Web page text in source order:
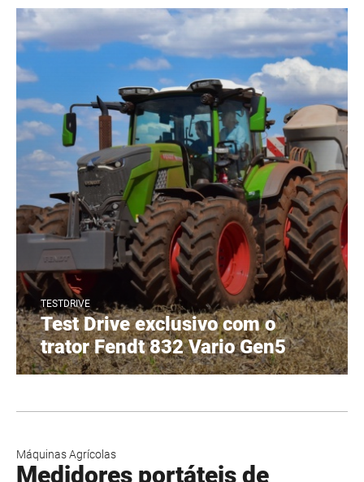
TESTDRIVE
Test Drive exclusivo com o
trator Fendt 832 Vario Gen5
Máquinas Agrícolas
Medidores portáteis de